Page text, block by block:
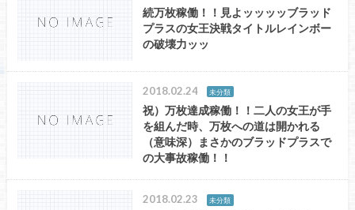
続万枚稼働！！見よッッッッブラッド
プラスの女王決戦タイトルレインボー
の破壊力ッッ
2018.02.24 未分類
祝）万枚達成稼働！！二人の女王が手
を組んだ時、万枚への道は開かれる
（意味深）まさかのブラッドプラスで
の大事故稼働！！
2018.02.23 未分類